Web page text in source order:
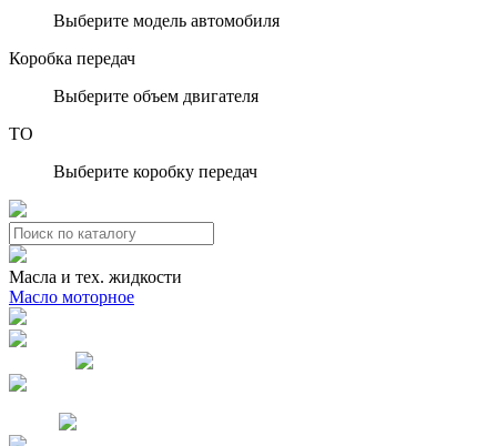
Выберите модель автомобиля
Коробка передач
Выберите объем двигателя
ТО
Выберите коробку передач
Масла и тех. жидкости
Масло моторное